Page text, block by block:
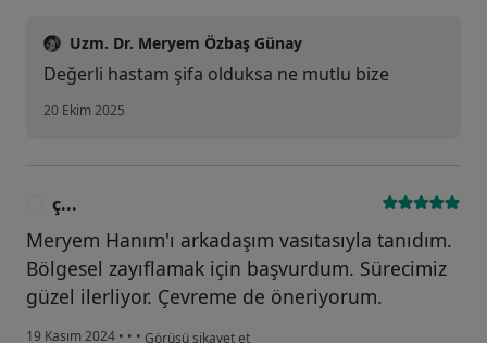
Uzm. Dr. Meryem Özbaş Günay
Değerli hastam şifa olduksa ne mutlu bize
20 Ekim 2025
ç...
Meryem Hanım'ı arkadaşım vasıtasıyla tanıdım.
Bölgesel zayıflamak için başvurdum. Sürecimiz
güzel ilerliyor. Çevreme de öneriyorum.
19 Kasım 2024 • • • kullanıcının görüşüne göre ç...
Görüşü şikayet et